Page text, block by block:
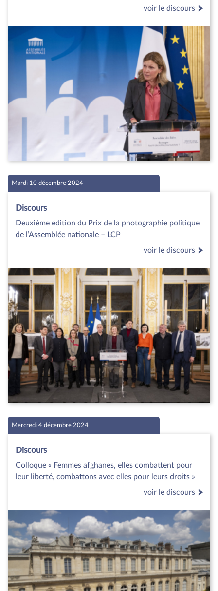
voir le discours
Mardi 10 décembre 2024
Discours
Deuxième édition du Prix de la photographie politique
de l’Assemblée nationale – LCP
voir le discours
Mercredi 4 décembre 2024
Discours
Colloque « Femmes afghanes, elles combattent pour
leur liberté, combattons avec elles pour leurs droits »
voir le discours